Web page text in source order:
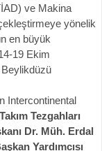
ve Makina
yönelik
en büyük
19 Ekim
Intercontinental
Takım Tezgahları
Dr. Müh. Erdal
Yardımcısı